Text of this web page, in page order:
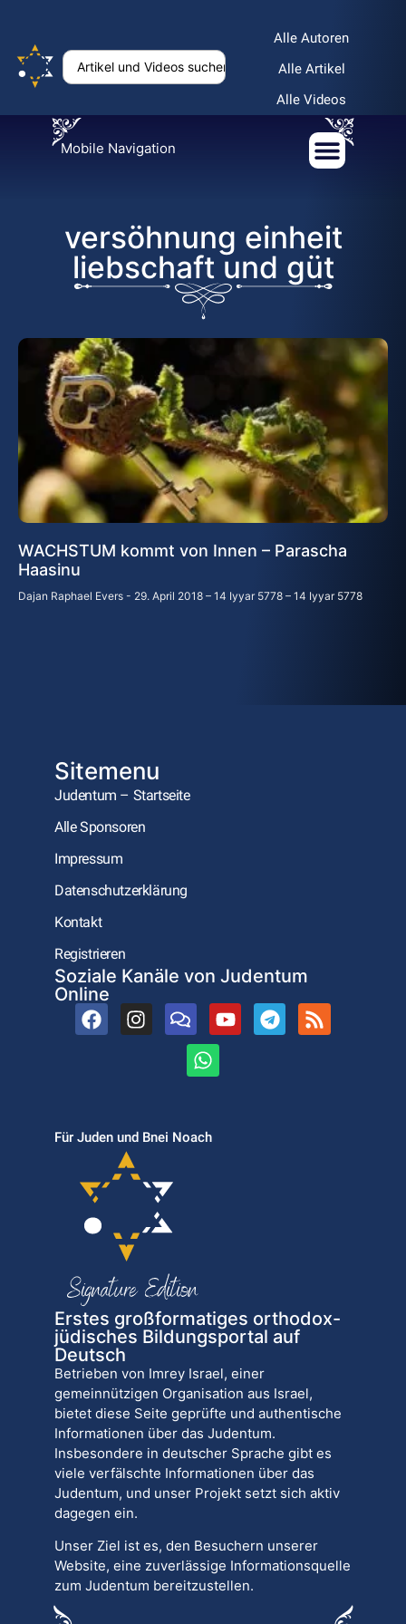
Alle Autoren
Alle Artikel
Alle Videos
Mobile Navigation
versöhnung einheit
liebschaft und güt
WACHSTUM kommt von Innen – Parascha
Haasinu
Dajan Raphael Evers 29. April 2018 – 14 Iyyar 5778 – 14 Iyyar 5778
Sitemenu
Judentum – Startseite
Alle Sponsoren
Impressum
Datenschutzerklärung
Kontakt
Registrieren
Soziale Kanäle von Judentum
Online
Für Juden und Bnei Noach
Erstes großformatiges orthodox-
jüdisches Bildungsportal auf
Deutsch
Betrieben von Imrey Israel, einer
gemeinnützigen Organisation aus Israel,
bietet diese Seite geprüfte und authentische
Informationen über das Judentum.
Insbesondere in deutscher Sprache gibt es
viele verfälschte Informationen über das
Judentum, und unser Projekt setzt sich aktiv
dagegen ein.
Unser Ziel ist es, den Besuchern unserer
Website, eine zuverlässige Informationsquelle
zum Judentum bereitzustellen.